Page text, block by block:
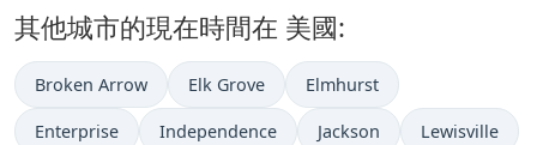
其他城市的現在時間在 美國:
Broken Arrow Elk Grove Elmhurst
Enterprise Independence Jackson Lewisville